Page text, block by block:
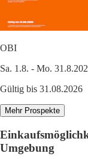
OBI
Sa. 1.8. - Mo.
Gültig bis 31.08.2026
Mehr Prospekte
Umgebung